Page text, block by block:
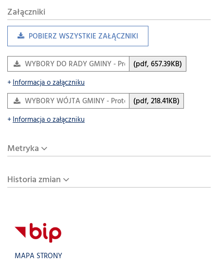
Załączniki
POBIERZ WSZYSTKIE ZAŁĄCZNIKI
WYBORY DO RADY GMINY - Protokół zbiorczy
(pdf, 657.39KB)
Informacja o załączniku
WYBORY WÓJTA GMINY - Protokół zbiorczy
(pdf, 218.41KB)
Informacja o załączniku
Metryka
Historia zmian
MAPA STRONY